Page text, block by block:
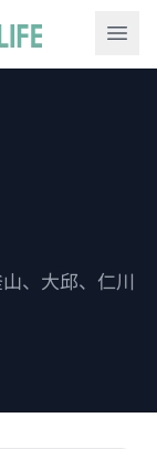
、大邱、仁川